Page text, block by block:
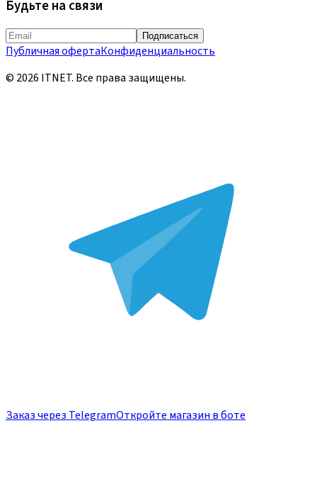
Будьте на связи
Подписаться
Публичная офертаКонфиденциальность
© 2026 ITNET. Все права защищены.
Заказ через TelegramОткройте магазин в боте